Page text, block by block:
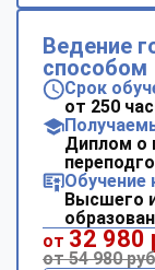
Ведение
способом
Срок
от 250
Диплом о
Обучение
Высшего
от 32 980
от 54 980